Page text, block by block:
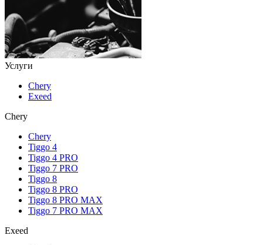
Услуги
Chery
Exeed
Chery
Chery
Tiggo 4
Tiggo 4 PRO
Tiggo 7 PRO
Tiggo 8
Tiggo 8 PRO
Tiggo 8 PRO MAX
Tiggo 7 PRO MAX
Exeed